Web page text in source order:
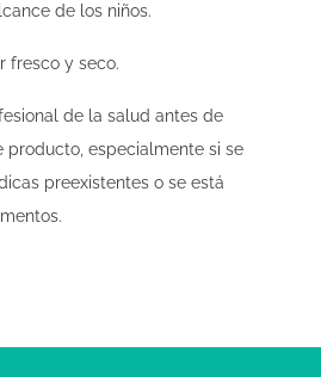
de los niños.
fresco y seco.
de la salud antes de
producto, especialmente si se
preexistentes o se está